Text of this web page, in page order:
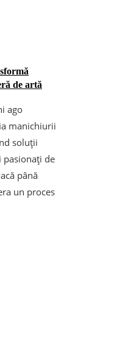
de artă
ago
manichiurii
soluții
pasionați de
până
un proces